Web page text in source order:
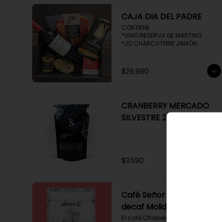
CAJA DIA DEL PADRE
CONTIENE
*VINO RESERVA DE MARTINO
*JO CHARCUTERIE JAMÓN
*HENAFF MOUSSE DE CANARD
*NAT CRACKERS PEQUEÑAS
$29.990
CRANBERRY MERCADO
SILVESTRE 250 GR
$3.590
Café Señor K Chabela
decaf Molido 250 gr
El café Chabela proveniente de